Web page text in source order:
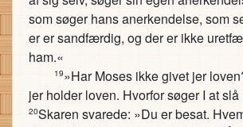
som søger hans anerkendelse, som
er er sandfærdig, og der er ikke
ham.«
19»Har Moses ikke givet jer
jer holder loven. Hvorfor søger I at
20Skaren svarede: »Du er besat.